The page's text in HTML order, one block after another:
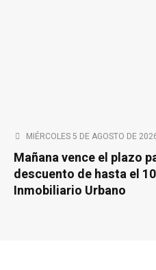
MIÉRCOLES 5 DE AGOSTO DE
Mañana vence el plazo
descuento de hasta el
Inmobiliario Urbano